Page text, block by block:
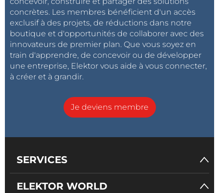
concrètes. Les membres bénéficient d'un accès
exclusif à des projets, de réductions dans notre
boutique et d'opportunités de collaborer avec des
innovateurs de premier plan. Que vous soyez en
train d'apprendre, de concevoir ou de développer
une entreprise, Elektor vous aide à vous connecter,
à créer et à grandir.
Je deviens membre
SERVICES
ELEKTOR WORLD